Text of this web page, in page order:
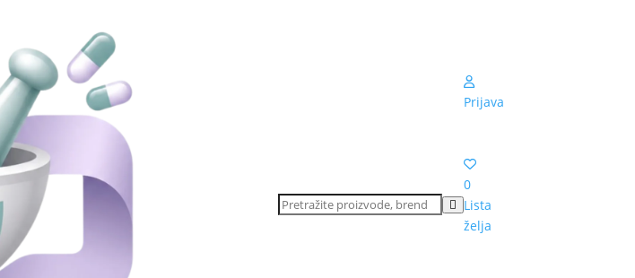
Prijava
0
Lista
želja